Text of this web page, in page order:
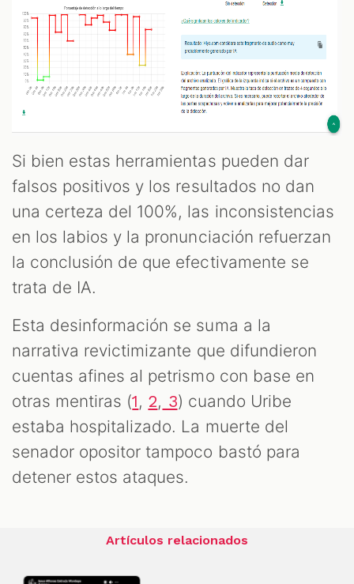
Si bien estas herramientas pueden dar
falsos positivos y los resultados no dan
una certeza del 100%, las inconsistencias
en los labios y la pronunciación refuerzan
la conclusión de que efectivamente se
trata de IA.
Esta desinformación se suma a la
narrativa revictimizante que difundieron
cuentas afines al petrismo con base en
otras mentiras (1, 2, 3) cuando Uribe
estaba hospitalizado. La muerte del
senador opositor tampoco bastó para
detener estos ataques.
Artículos relacionados